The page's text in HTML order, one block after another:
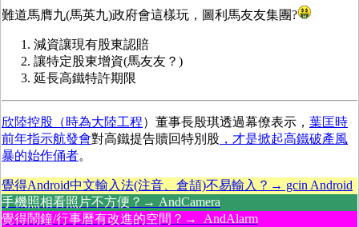
難道馬膺九(馬英九)政府會這樣玩，圖利馬友友集團?
減資讓現有股東認賠
讓特定股東增資(馬友友？)
延長高鐵特許期限
欣陸控股（時為大陸工程）董事長殷琪透過幕僚表示， 葉匡時
前年指示航發會對高鐵提告贖回特別股 ，才是掀起高鐵破產風
暴的始作俑者。
覺得Android中文輸入法(注音、倉頡)不易輸入？→ gcin Android
手機照相看照片不方便？→ AndCamera
覺得鬧鐘/行事曆有改進的空間？→ AndAlarm